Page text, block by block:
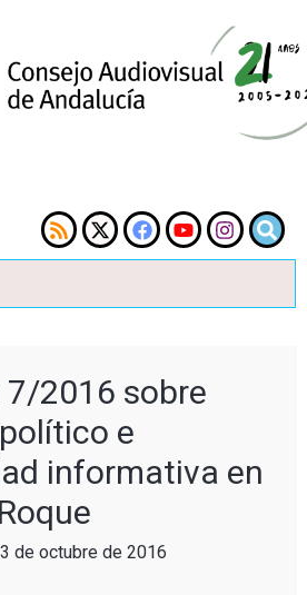
7/2016 sobre
e
informativa en
3 de octubre de 2016